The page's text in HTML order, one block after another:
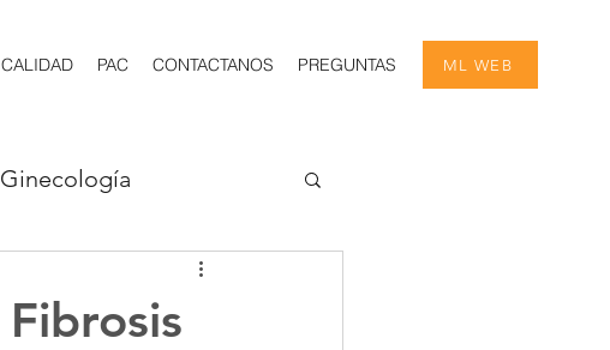
CALIDAD PAC CONTACTANOS PREGUNTAS ML WEB
Ginecología